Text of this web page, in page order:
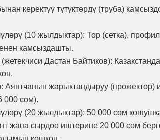
керектүү түтүктөрдү (труба)
(10 жылдыктар): Тор (сетка),
камсыздашты.
Дастан Байтиков):
жарыктандыруу (прожектор)
000 сом).
(20 жылдыктар): 50 000 сом
жана сырдоо иштерине 20 000 сом
кошкон.